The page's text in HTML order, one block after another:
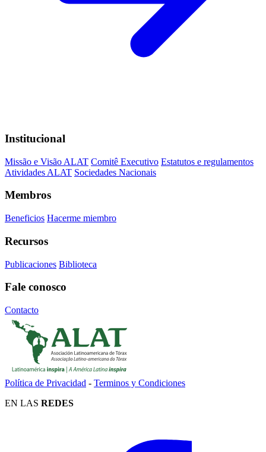
Institucional
Missão e Visão ALAT Comitê Executivo Estatutos e regulamentos
Atividades ALAT Sociedades Nacionais
Membros
Beneficios Hacerme miembro
Recursos
Publicaciones Biblioteca
Fale conosco
Contacto
Política de Privacidad - Terminos y Condiciones
EN LAS REDES